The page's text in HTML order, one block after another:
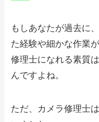
もしあなたが過去に
た経験や細かな作業
修理士になれる素質
んですよね。
ただ、カメラ修理士